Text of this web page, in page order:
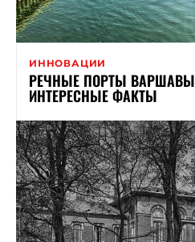
ИННОВАЦИИ
РЕЧНЫЕ ПОРТЫ
ИНТЕРЕСНЫЕ ФАКТЫ